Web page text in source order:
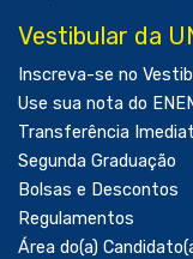
Vestibular da
Inscreva-se no
Use sua nota do
Transferência
Segunda Graduação
Bolsas e Descontos
Regulamentos
Área do(a)